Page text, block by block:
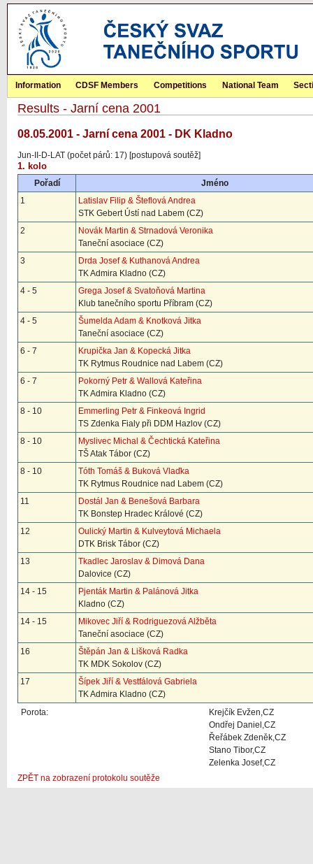
Information CDSF Members Competitions National Team
Results - Jarní cena 2001
08.05.2001 - Jarní cena 2001 - DK Kladno
Jun-II-D-LAT (počet párů: 17) [postupová soutěž]
1. kolo
Pořadí
Jméno
1
Latislav Filip & Šteflová Andrea
STK Gebert Ústí nad Labem (CZ)
2
Novák Martin & Strnadová Veronika
Taneční asociace (CZ)
3
Drda Josef & Kuthanová Andrea
TK Admira Kladno (CZ)
4 - 5
Grega Josef & Svatoňová Martina
Klub tanečního sportu Příbram (CZ)
4 - 5
Šumelda Adam & Knotková Jitka
Taneční asociace (CZ)
6 - 7
Krupička Jan & Kopecká Jitka
TK Rytmus Roudnice nad Labem (CZ)
6 - 7
Pokorný Petr & Wallová Kateřina
TK Admira Kladno (CZ)
8 - 10
Emmerling Petr & Finkeová Ingrid
TS Zdenka Fialy při DDM Hazlov (CZ)
8 - 10
Myslivec Michal & Čechtická Kateřina
TŠ Atak Tábor (CZ)
8 - 10
Tóth Tomáš & Buková Vlaďka
TK Rytmus Roudnice nad Labem (CZ)
11
Dostál Jan & Benešová Barbara
TK Bonstep Hradec Králové (CZ)
12
Oulický Martin & Kulveytová Michaela
DTK Brisk Tábor (CZ)
13
Tkadlec Jaroslav & Dimová Dana
Dalovice (CZ)
14 - 15
Pjenták Martin & Palánová Jitka
Kladno (CZ)
14 - 15
Mikovec Jiří & Rodriguezová Alžběta
Taneční asociace (CZ)
16
Štěpán Jan & Lišková Radka
TK MDK Sokolov (CZ)
17
Šípek Jiří & Vestfálová Gabriela
TK Admira Kladno (CZ)
Porota:
Krejčík Evžen,CZ
Ondřej Daniel,CZ
Řeřábek Zdeněk,CZ
Stano Tibor,CZ
Zelenka Josef,CZ
ZPĚT na zobrazení protokolu soutěže